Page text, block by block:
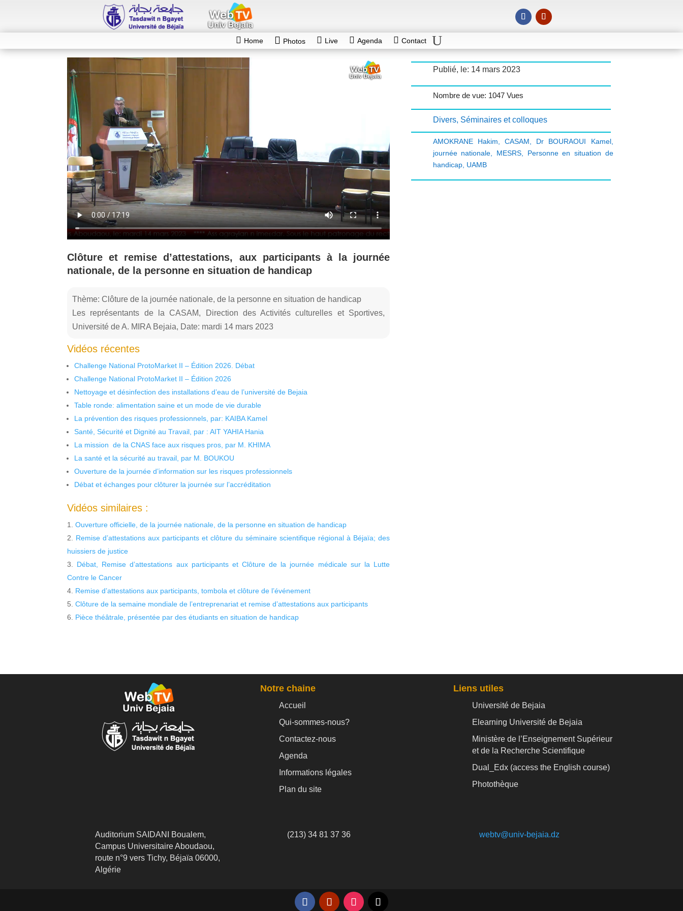
Home Photos Live Agenda Contact
Clôture et remise d’attestations, aux participants à la journée
nationale, de la personne en situation de handicap
Thème: Clôture de la journée nationale, de la personne en situation de handicap
Les représentants de la CASAM, Direction des Activités culturelles et Sportives,
Université de A. MIRA Bejaia, Date: mardi 14 mars 2023
Vidéos récentes
Challenge National ProtoMarket II – Édition 2026. Débat
Challenge National ProtoMarket II – Édition 2026
Nettoyage et désinfection des installations d’eau de l’université de Bejaia
Table ronde: alimentation saine et un mode de vie durable
La prévention des risques professionnels, par: KAIBA Kamel
Santé, Sécurité et Dignité au Travail, par : AIT YAHIA Hania
La mission de la CNAS face aux risques pros, par M. KHIMA
La santé et la sécurité au travail, par M. BOUKOU
Ouverture de la journée d’information sur les risques professionnels
Débat et échanges pour clôturer la journée sur l’accréditation
Vidéos similaires :
Ouverture officielle, de la journée nationale, de la personne en situation de handicap
Remise d’attestations aux participants et clôture du séminaire scientifique régional à Béjaïa; des
huissiers de justice
Débat, Remise d’attestations aux participants et Clôture de la journée médicale sur la Lutte
Contre le Cancer
Remise d’attestations aux participants, tombola et clôture de l’événement
Clôture de la semaine mondiale de l’entreprenariat et remise d’attestations aux participants
Pièce théâtrale, présentée par des étudiants en situation de handicap
Publié, le: 14 mars 2023
Nombre de vue: 1047 Vues
Divers, Séminaires et colloques
AMOKRANE Hakim,CASAM, Dr BOURAOUI Kamel,
journée nationale, MESRS, Personne en situation de
handicap, UAMB
Notre chaine
Accueil
Qui-sommes-nous?
Contactez-nous
Agenda
Informations légales
Plan du site
Liens utiles
Université de Bejaia
Elearning Université de Bejaia
Ministère de l’Enseignement Supérieur
et de la Recherche Scientifique
Dual_Edx (access the English course)
Photothèque
Auditorium SAIDANI Boualem,
Campus Universitaire Aboudaou,
route n°9 vers Tichy, Béjaïa 06000,
Algérie
(213) 34 81 37 36 webtv@univ-bejaia.dz